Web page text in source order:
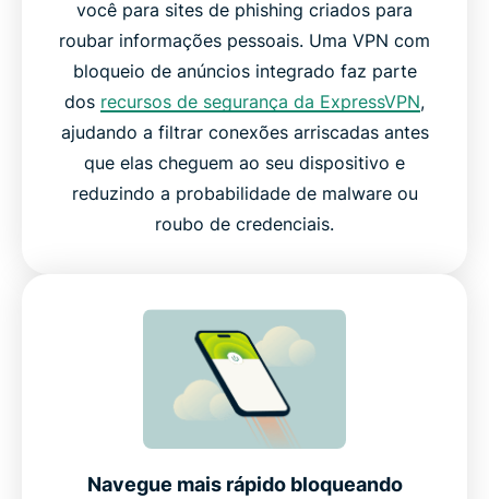
você para sites de phishing criados para
roubar informações pessoais. Uma VPN com
bloqueio de anúncios integrado faz parte
dos recursos de segurança da ExpressVPN,
ajudando a filtrar conexões arriscadas antes
que elas cheguem ao seu dispositivo e
reduzindo a probabilidade de malware ou
roubo de credenciais.
Navegue mais rápido bloqueando